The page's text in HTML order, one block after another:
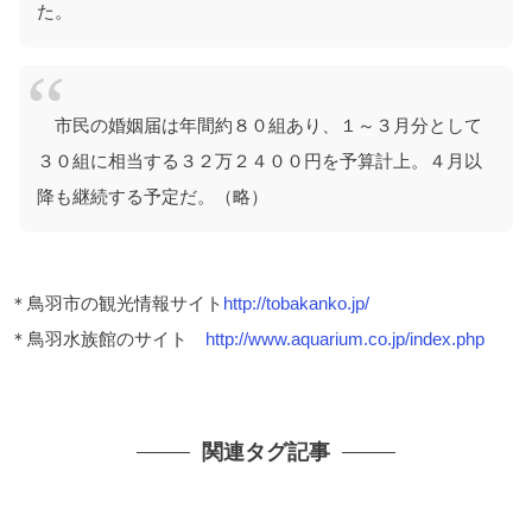
た。
市民の婚姻届は年間約８０組あり、１～３月分として
３０組に相当する３２万２４００円を予算計上。４月以
降も継続する予定だ。（略）
＊鳥羽市の観光情報サイト http://tobakanko.jp/
＊鳥羽水族館のサイト http://www.aquarium.co.jp/index.php
関連タグ記事